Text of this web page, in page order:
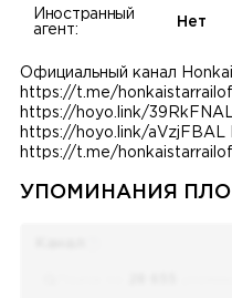
Иностранный
агент:
Нет
Официальный канал
https://t.me/
https://hoyo.link/
https://hoyo.link/aVzjFBAL
https://t.me/
УПОМИНАНИЯ